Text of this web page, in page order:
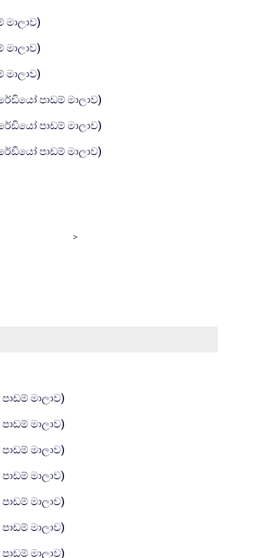
පාඩම් මාලාව)
පාඩම් මාලාව)
පාඩම් මාලාව)
>
මාලාව)
මාලාව)
මාලාව)
මාලාව)
මාලාව)
මාලාව)
මාලාව)